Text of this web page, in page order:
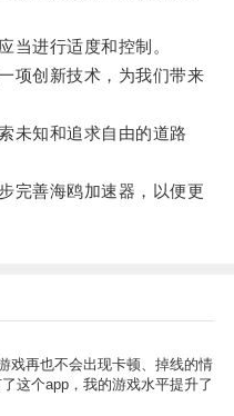
进行适度和控制。
创新技术，为我们带来
知和追求自由的道路
善海鸥加速器，以便更
戏再也不会出现卡顿、掉线的情
这个app，我的游戏水平提升了